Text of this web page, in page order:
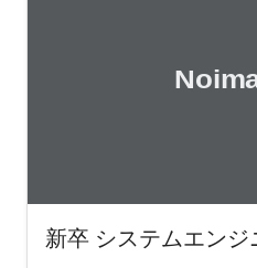
新卒 システムエン